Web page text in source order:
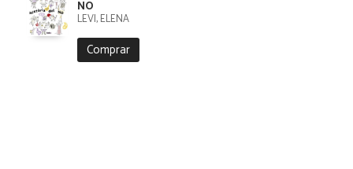
NO
LEVI, ELENA
Comprar